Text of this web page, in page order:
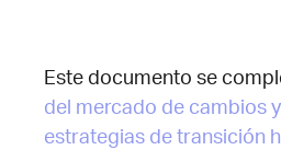
Este documento se
del mercado de cambios
estrategias de transición